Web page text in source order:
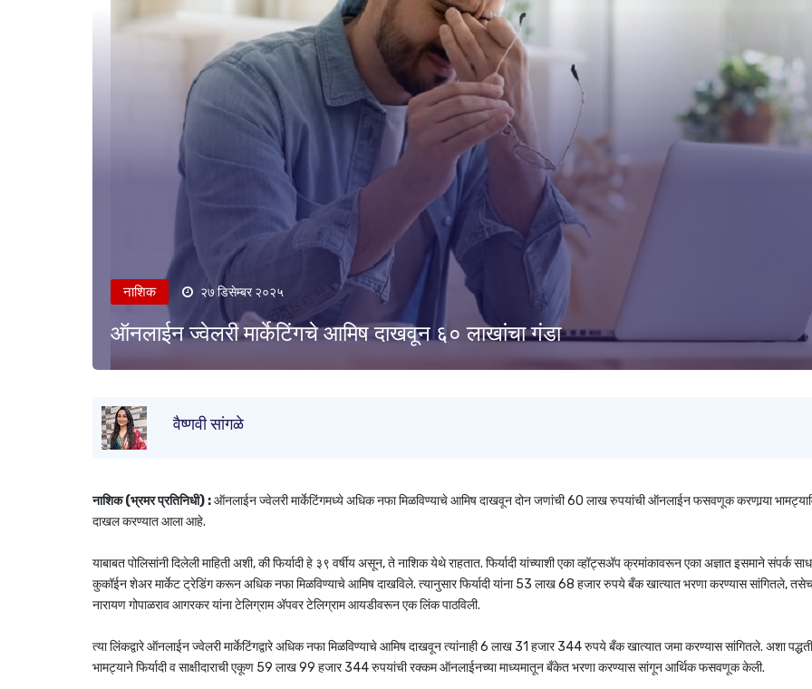
नाशिक २७ डिसेम्बर २०२५
ऑनलाईन ज्वेलरी मार्केटिंगचे आमिष दाखवून ६० लाखांचा गंडा
वैष्णवी सांगळे
नाशिक (भ्रमर प्रतिनिधी) :ऑनलाईन ज्वेलरी मार्केटिंगमध्ये अधिक नफा मिळविण्याचे आमिष दाखवून दोन जणांची 60 लाख रुपयांची ऑनलाईन फसवणूक करणार्‍या
दाखल करण्यात आला आहे.
याबाबत पोलिसांनी दिलेली माहिती अशी, की फिर्यादी हे ३९ वर्षीय असून, ते नाशिक येथे राहतात. फिर्यादी यांच्याशी एका व्हॉट्सअ‍ॅप क्रमांकावरून एका अज्ञात इसमाने संपर्क
कुकॉईन शेअर मार्केट ट्रेडिंग करून अधिक नफा मिळविण्याचे आमिष दाखविले. त्यानुसार फिर्यादी यांना 53 लाख 68 हजार रुपये बँक खात्यात भरणा करण्यास सांगितले, तसेच
नारायण गोपाळराव आगरकर यांना टेलिग्राम अ‍ॅपवर टेलिग्राम आयडीवरून एक लिंक पाठविली.
त्या लिंकद्वारे ऑनलाईन ज्वेलरी मार्केटिंगद्वारे अधिक नफा मिळविण्याचे आमिष दाखवून त्यांनाही 6 लाख 31 हजार 344 रुपये बँक खात्यात जमा करण्यास सांगितले. अशा
भामट्याने फिर्यादी व साक्षीदाराची एकूण 59 लाख 99 हजार 344 रुपयांची रक्कम ऑनलाईनच्या माध्यमातून बँकेत भरणा करण्यास सांगून आर्थिक फसवणूक केली.